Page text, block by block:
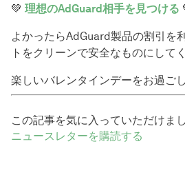
💚 理想のAdGuard相手を見つける
よかったらAdGuard製品の割引を
トをクリーンで安全なものにして
楽しいバレンタインデーをお過ご
この記事を気に入っていただけま
ニュースレターを購読する